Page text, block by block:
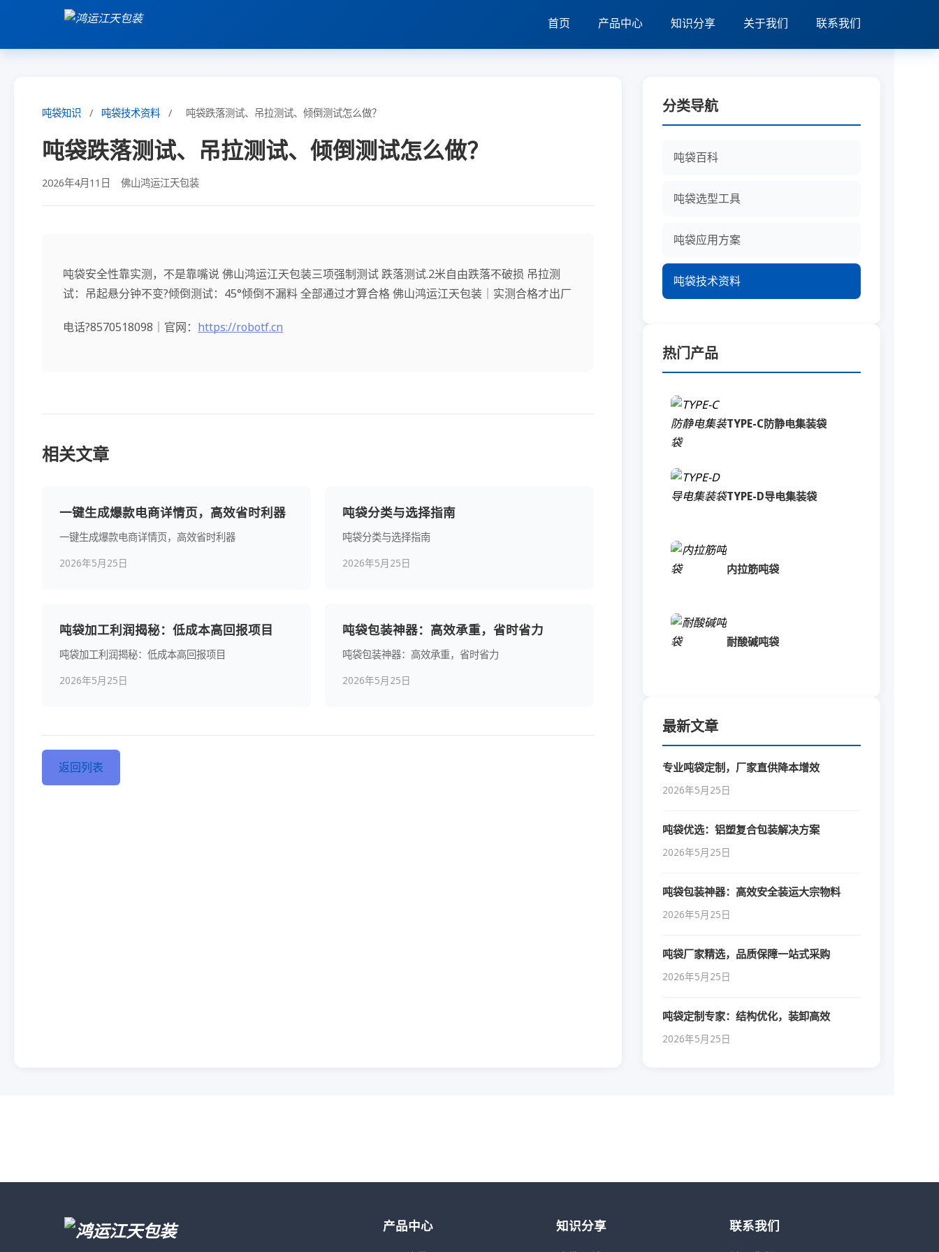
首页 产品中心 知识分享 关于我们 联系我们
吨袋知识 / 吨袋技术资料 / 吨袋跌落测试、吊拉测试、倾倒测试怎么做？
吨袋跌落测试、吊拉测试、倾倒测试怎么做？
2026年4月11日 佛山鸿运江天包装
吨袋安全性靠实测，不是靠嘴说 佛山鸿运江天包装三项强制测试 跌落测试.2米自由跌落不破损 吊拉测
试：吊起悬分钟不变?倾倒测试：45°倾倒不漏料 全部通过才算合格 佛山鸿运江天包装｜实测合格才出厂
电话?8570518098｜官网： https://robotf.cn
相关文章
一键生成爆款电商详情页，高效省时利器
一键生成爆款电商详情页，高效省时利器
2026年5月25日
吨袋分类与选择指南
吨袋分类与选择指南
2026年5月25日
吨袋加工利润揭秘：低成本高回报项目
吨袋加工利润揭秘：低成本高回报项目
2026年5月25日
吨袋包装神器：高效承重，省时省力
吨袋包装神器：高效承重，省时省力
2026年5月25日
返回列表
分类导航
吨袋百科
吨袋选型工具
吨袋应用方案
吨袋技术资料
热门产品
TYPE-C防静电集装袋
TYPE-D导电集装袋
内拉筋吨袋
耐酸碱吨袋
最新文章
专业吨袋定制，厂家直供降本增效
2026年5月25日
吨袋优选：铝塑复合包装解决方案
2026年5月25日
吨袋包装神器：高效安全装运大宗物料
2026年5月25日
吨袋厂家精选，品质保障一站式采购
2026年5月25日
吨袋定制专家：结构优化，装卸高效
2026年5月25日
产品中心 知识分享 联系我们